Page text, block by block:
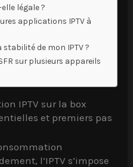
elle légale ?
applications IPTV à
de mon IPTV ?
sur plusieurs appareils
IPTV sur la box
et premiers pas
l’IPTV s’impose